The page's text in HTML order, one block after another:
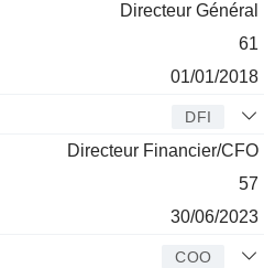
Directeur Général
61
01/01/2018
DFI
Directeur Financier/CFO
57
30/06/2023
COO